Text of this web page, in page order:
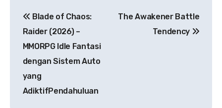
pos
Blade of Chaos:
Raider (2026) –
MMORPG Idle Fantasi
dengan Sistem Auto
yang
AdiktifPendahuluan
The Awakener Battle
Tendency